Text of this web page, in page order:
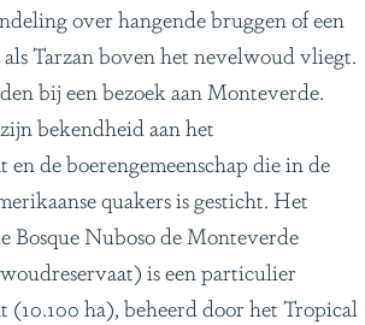
over hangende bruggen of een
Tarzan boven het nevelwoud vliegt.
bij een bezoek aan Monteverde.
bekendheid aan het
de boerengemeenschap die in de
quakers is gesticht. Het
Bosque Nuboso de Monteverde
is een particulier
(10.100 ha), beheerd door het Tropical